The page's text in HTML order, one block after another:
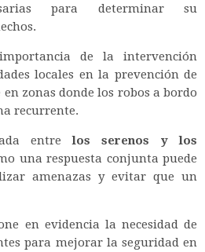
para determinar su
de la intervención
locales en la prevención de
zonas donde los robos a bordo
recurrente.
entrelos serenos y los
una respuesta conjunta puede
amenazas y evitar que un
en evidencia la necesidad de
para mejorar la seguridad en